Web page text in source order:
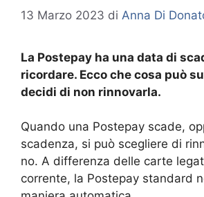
13 Marzo 2023 di Anna Di
La Postepay ha una data di
ricordare. Ecco che cosa può
decidi di non rinnovarla.
Quando una Postepay scade,
scadenza, si può scegliere di
no. A differenza delle carte
corrente, la Postepay standard